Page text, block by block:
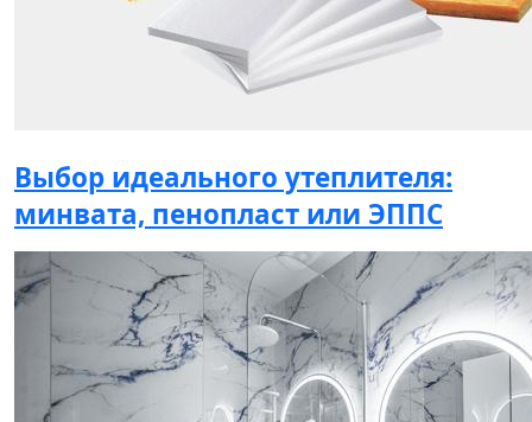
Выбор идеального утеплителя:
минвата, пенопласт или ЭППС